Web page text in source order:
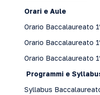
Orari e Aule
Orario Baccalaureato
Orario Baccalaureato
Orario Baccalaureato
Programmi e
Syllabus